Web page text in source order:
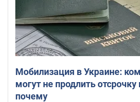
Мобилизация в Украине:
могут не продлить отсрочку
почему